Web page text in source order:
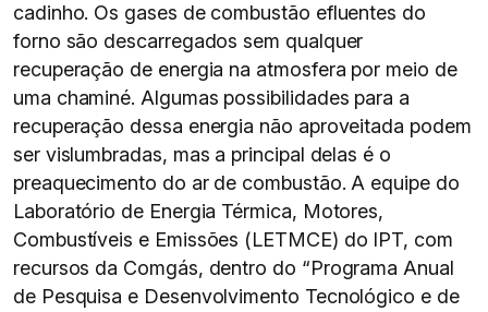
cadinho. Os gases de combustão efluentes do
forno são descarregados sem qualquer
recuperação de energia na atmosfera por meio de
uma chaminé. Algumas possibilidades para a
recuperação dessa energia não aproveitada podem
ser vislumbradas, mas a principal delas é o
preaquecimento do ar de combustão. A equipe do
Laboratório de Energia Térmica, Motores,
Combustíveis e Emissões (LETMCE) do IPT, com
recursos da Comgás, dentro do “Programa Anual
de Pesquisa e Desenvolvimento Tecnológico e de